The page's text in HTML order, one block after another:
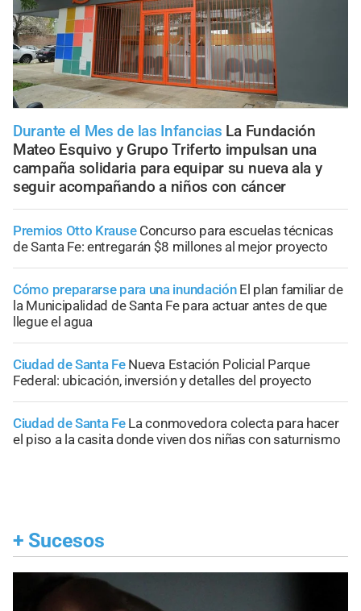
Durante el Mes de las Infancias La Fundación
Mateo Esquivo y Grupo Triferto impulsan una
campaña solidaria para equipar su nueva ala y
seguir acompañando a niños con cáncer
Premios Otto Krause Concurso para escuelas técnicas
de Santa Fe: entregarán $8 millones al mejor proyecto
Cómo prepararse para una inundación El plan familiar de
la Municipalidad de Santa Fe para actuar antes de que
llegue el agua
Ciudad de Santa Fe Nueva Estación Policial Parque
Federal: ubicación, inversión y detalles del proyecto
Ciudad de Santa Fe La conmovedora colecta para hacer
el piso a la casita donde viven dos niñas con saturnismo
+ Sucesos